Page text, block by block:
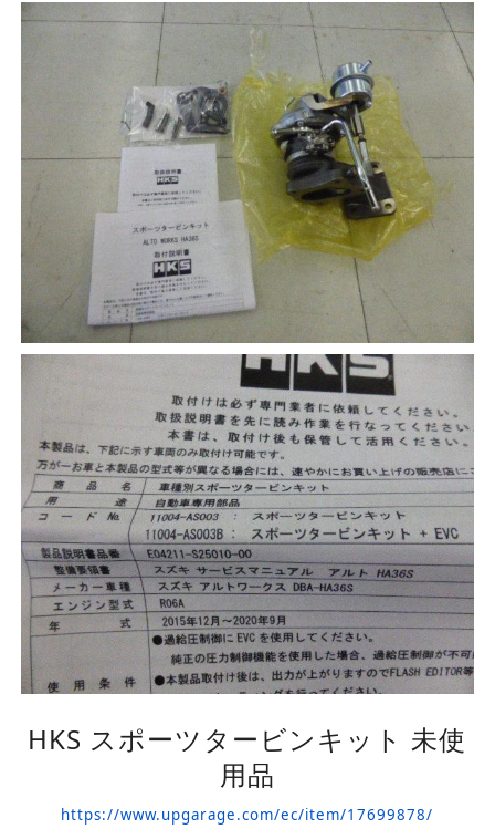
HKS スポーツタービンキット 未使
用品
https://www.upgarage.com/ec/item/17699878/